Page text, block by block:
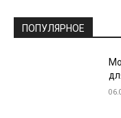
ПОПУЛЯРНОЕ